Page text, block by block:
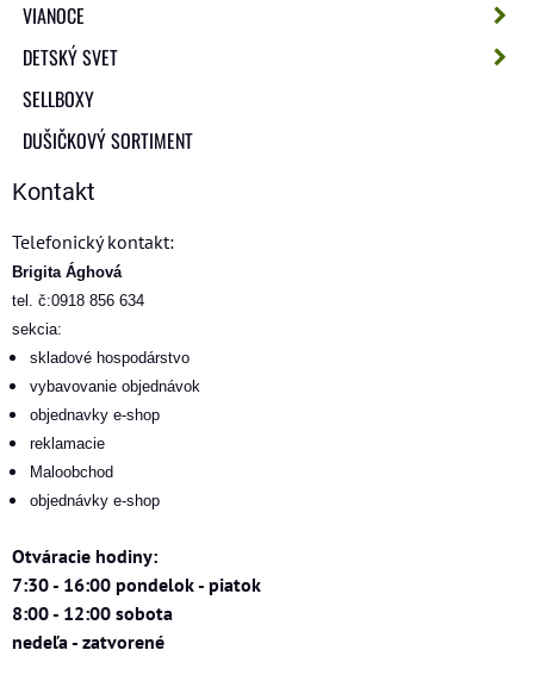
VIANOCE
DETSKÝ SVET
SELLBOXY
DUŠIČKOVÝ SORTIMENT
Kontakt
Telefonický kontakt:
Brigita Ághová
tel. č:0918 856 634
sekcia:
skladové hospodárstvo
vybavovanie objednávok
objednavky e-shop
reklamacie
Maloobchod
objednávky e-shop
Otváracie hodiny:
7:30 - 16:00 pondelok - piatok
8:00 - 12:00 sobota
nedeľa - zatvorené